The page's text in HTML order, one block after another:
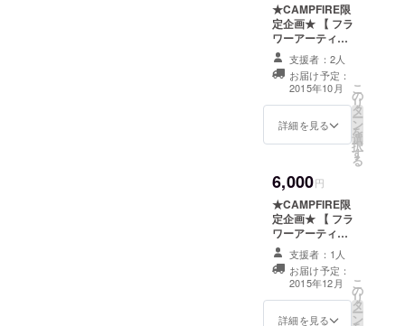
★CAMPFIRE限
定企画★ 【 フラ
ワーアーティス
ト小松北斗さん
とのコラボレー
ション企画！
Halloween仕様
のflower
bonjour box &
セージ 】 ・お礼
フラワーアー
ティスト小松北
斗さんとコラボ
レーションした
ハロウィン仕様
の特別なBOX ・
QRコード動画
メッセージ
支援者：2人
お届け予定：
2015年10月
詳細を見る
こ
の
リ
タ
ー
ン
を
選
択
す
る
6,000円
★CAMPFIRE限
定企画★ 【 フラ
ワーアーティス
ト小松北斗さん
とのコラボレー
ション企画！ ク
リスマス仕様の
flower bonjour
box & 送れる動
支援者：1人
お届け予定：
2015年12月
詳細を見る
こ
の
リ
タ
ー
ン